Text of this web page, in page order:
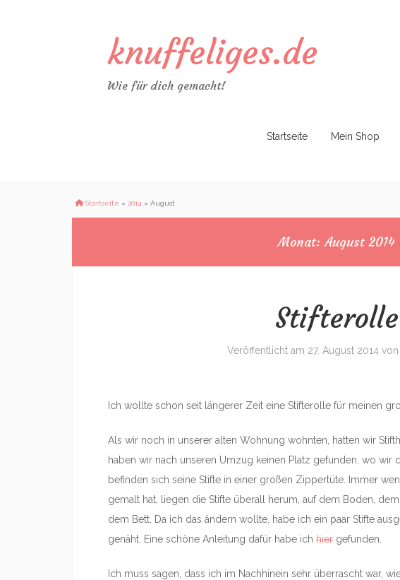
knuffeliges.de
Wie für dich gemacht!
Startseite Mein Shop
Startseite » 2014 » August
Monat:August 2014
Stifterolle
Veröffentlicht am 27. August 2014 von
Ich wollte schon seit längerer Zeit eine Stifterolle für meinen
Als wir noch in unserer alten Wohnung wohnten, hatten wir
haben wir nach unseren Umzug keinen Platz gefunden, wo wir
befinden sich seine Stifte in einer großen Zippertüte. Immer
gemalt hat, liegen die Stifte überall herum, auf dem Boden,
dem Bett. Da ich das ändern wollte, habe ich ein paar Stifte
genäht. Eine schöne Anleitung dafür habe ich hier gefunden.
Ich muss sagen, dass ich im Nachhinein sehr überrascht war,